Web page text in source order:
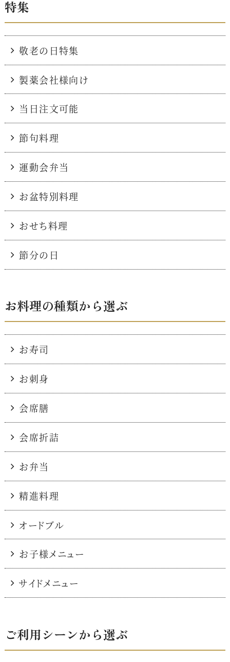
特集
敬老の日特集
製薬会社様向け
当日注文可能
節句料理
運動会弁当
お盆特別料理
おせち料理
節分の日
お料理の種類から選ぶ
お寿司
お刺身
会席膳
会席折詰
お弁当
精進料理
オードブル
お子様メニュー
サイドメニュー
ご利用シーンから選ぶ